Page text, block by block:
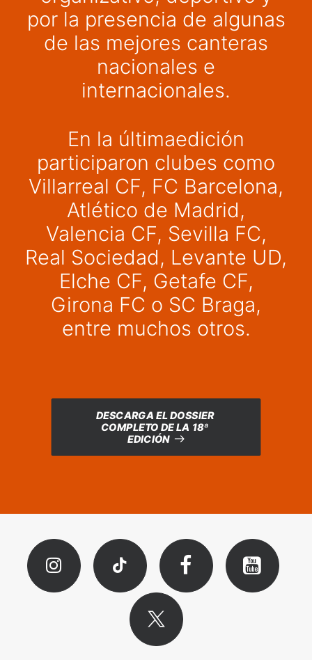
por la presencia de algunas
de las mejores canteras
nacionales e
internacionales.
En la últimaedición
participaron clubes como
Villarreal CF, FC Barcelona,
Atlético de Madrid,
Valencia CF, Sevilla FC,
Real Sociedad, Levante UD,
Elche CF, Getafe CF,
Girona FC o SC Braga,
entre muchos otros.
DESCARGA EL DOSSIER
COMPLETO DE LA 18ª
EDICIÓN